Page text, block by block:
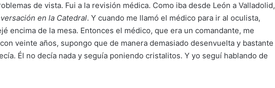
de vista. Fui a la revisión médica. Como iba desde León a Valladolid,
en la Catedral. Y cuando me llamó el médico para ir al oculista,
encima de la mesa. Entonces el médico, que era un comandante, me
veinte años, supongo que de manera demasiado desenvuelta y bastante
Él no decía nada y seguía poniendo cristalitos. Y yo seguí hablando de